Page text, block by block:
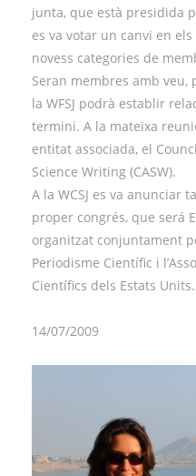
junta, que està presidida
es va votar un canvi en
novess categories de
Seran membres amb veu,
la WFSJ podrà establir
termini. A la mateixa
entitat associada, el
Science Writing (CASW).
A la WCSJ es va anunciar
proper congrés, que será
organitzat conjuntament
Periodisme Científic i
Científics dels Estats Units.
14/07/2009